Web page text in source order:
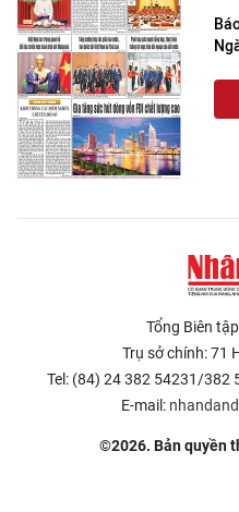
Tổng Biên
Trụ sở chính: 71
Tel: (84) 24 382 54231/382
E-mail:
©2026. Bản quyền